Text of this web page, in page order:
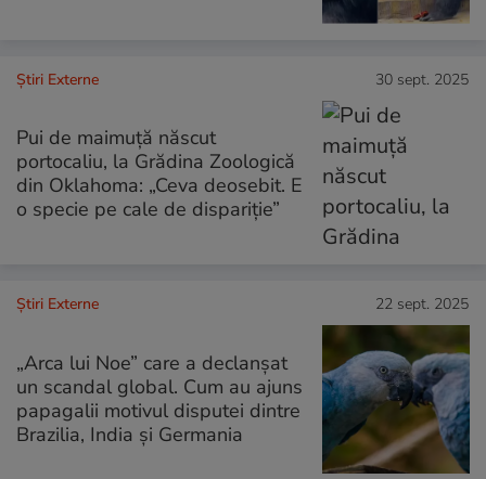
Știri Externe 30 sept. 2025
Pui de maimuță născut
portocaliu, la Grădina Zoologică
din Oklahoma: „Ceva deosebit. E
o specie pe cale de dispariție”
Știri Externe 22 sept. 2025
„Arca lui Noe” care a declanșat
un scandal global. Cum au ajuns
papagalii motivul disputei dintre
Brazilia, India și Germania